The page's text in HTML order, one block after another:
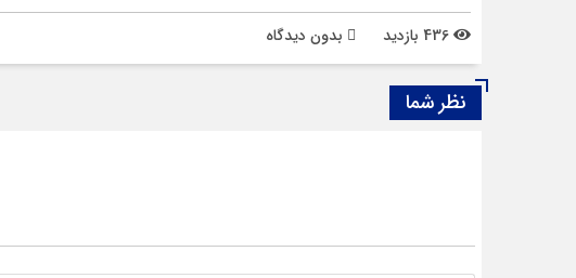
بدون دیدگاه
نظر شما